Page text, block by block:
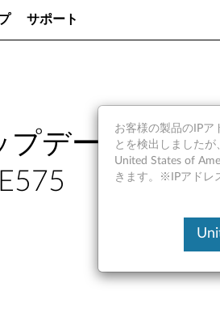
サポート
プデート (ユ
お客様の製品のIPア
とを検出しましたが
United States of
きます。※IPアドレ